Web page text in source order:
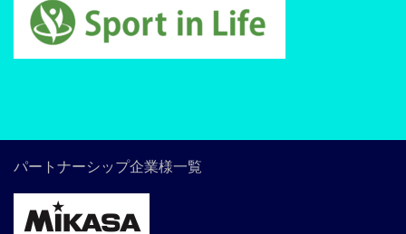
パートナーシップ企業様一覧